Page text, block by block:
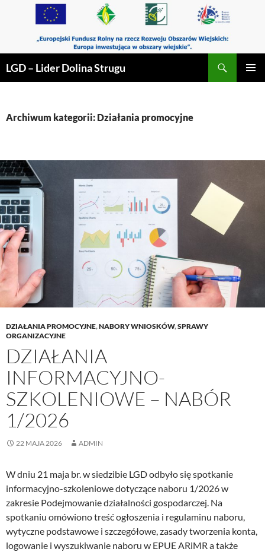
LGD – Lider Dolina Strugu
Archiwum kategorii: Działania promocyjne
DZIAŁANIA PROMOCYJNE,NABORY WNIOSKÓW,SPRAWY
ORGANIZACYJNE
DZIAŁANIA
INFORMACYJNO-
SZKOLENIOWE – NABÓR
1/2026
22 MAJA 2026 ADMIN
W dniu 21 maja br. w siedzibie LGD odbyło się spotkanie
informacyjno-szkoleniowe dotyczące naboru 1/2026 w
zakresie Podejmowanie działalności gospodarczej. Na
spotkaniu omówiono treść ogłoszenia i regulaminu naboru,
wytyczne podstawowe i szczegółowe, zasady tworzenia konta,
logowanie i wyszukiwanie naboru w EPUE ARiMR a także